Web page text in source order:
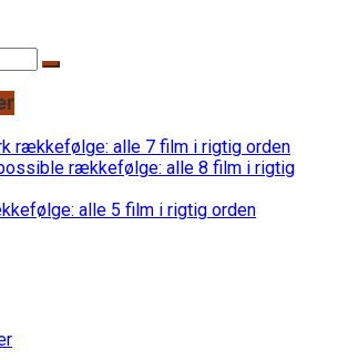
rækkefølge: alle 7 film i rigtig orden
rækkefølge: alle 8 film i rigtig
alle 5 film i rigtig orden